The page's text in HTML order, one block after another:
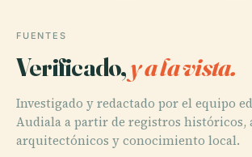
FUENTES
Verificado,y a la vista.
Investigado y redactado por el equipo
Audiala a partir de registros históricos,
arquitectónicos y conocimiento local.